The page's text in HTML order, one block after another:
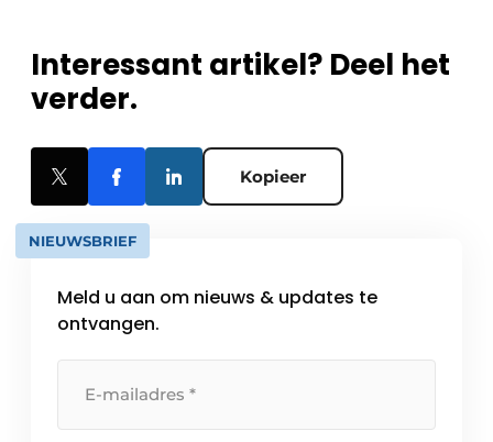
Interessant artikel? Deel het
verder.
Kopieer
NIEUWSBRIEF
Meld u aan om nieuws & updates te
ontvangen.